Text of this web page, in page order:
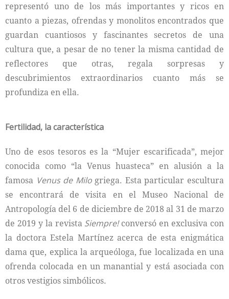
representó uno de los más importantes y ricos en
cuanto a piezas, ofrendas y monolitos encontrados que
guardan cuantiosos y fascinantes secretos de una
cultura que, a pesar de no tener la misma cantidad de
reflectores que otras, regala sorpresas y
descubrimientos extraordinarios cuanto más se
profundiza en ella.
Fertilidad, la característica
Uno de esos tesoros es la “Mujer escarificada”, mejor
conocida como “la Venus huasteca” en alusión a la
famosa Venus de Milogriega. Esta particular escultura
se encontrará de visita en el Museo Nacional de
Antropología del 6 de diciembre de 2018 al 31 de marzo
de 2019 y la revista Siempre!conversó en exclusiva con
la doctora Estela Martínez acerca de esta enigmática
dama que, explica la arqueóloga, fue localizada en una
ofrenda colocada en un manantial y está asociada con
otros vestigios simbólicos.